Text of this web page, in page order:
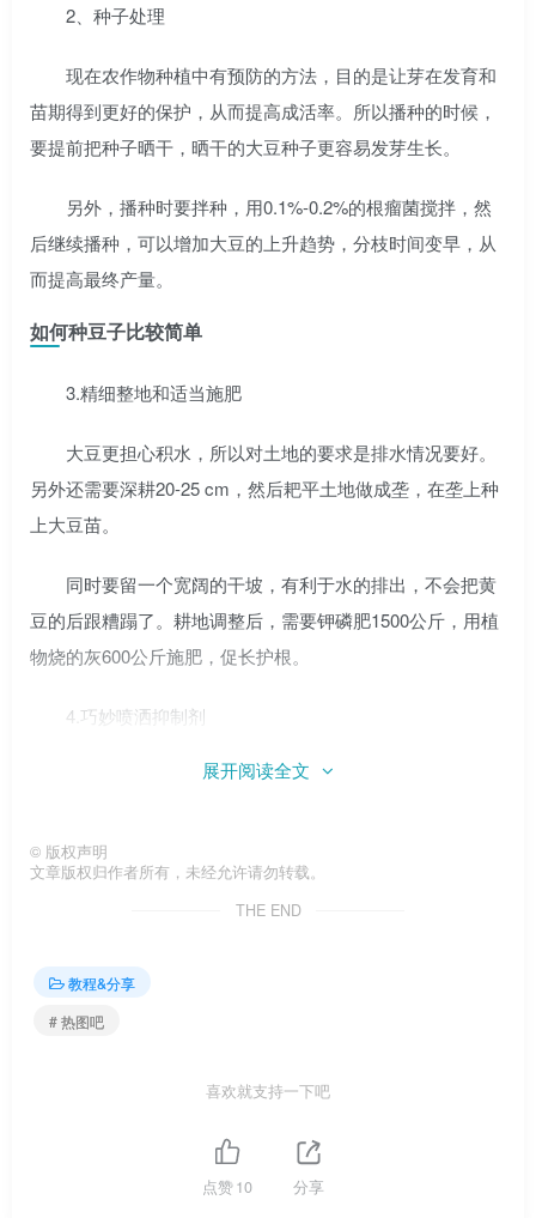
2、种子处理
现在农作物种植中有预防的方法，目的是让芽在发育和
苗期得到更好的保护，从而提高成活率。所以播种的时候，
要提前把种子晒干，晒干的大豆种子更容易发芽生长。
另外，播种时要拌种，用0.1%-0.2%的根瘤菌搅拌，然
后继续播种，可以增加大豆的上升趋势，分枝时间变早，从
而提高最终产量。
如何种豆子比较简单
3.精细整地和适当施肥
大豆更担心积水，所以对土地的要求是排水情况要好。
另外还需要深耕20-25 cm，然后耙平土地做成垄，在垄上种
上大豆苗。
同时要留一个宽阔的干坡，有利于水的排出，不会把黄
豆的后跟糟蹋了。耕地调整后，需要钾磷肥1500公斤，用植
物烧的灰600公斤施肥，促长护根。
4.巧妙喷洒抑制剂
喷砂抑制剂是增强大豆的呼吸作用，减少光合作用中产
以有效提高7%左右的产量。因为提前去除顶叶中心会让它更
早结果，从而加快结果速度。再加上追肥浇水，大豆可以不
断长出新的果实，为增产铺平道路。
5.收获
割，很可能大豆会在收割时掉出来，导致浪费结果。
展开阅读全文
© 版权声明
文章版权归作者所有，未经允许请勿转载。
THE END
教程&分享
# 热图吧
喜欢就支持一下吧
点赞10 分享